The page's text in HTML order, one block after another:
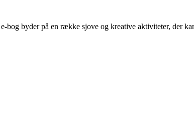
byder på en række sjove og kreative aktiviteter, der